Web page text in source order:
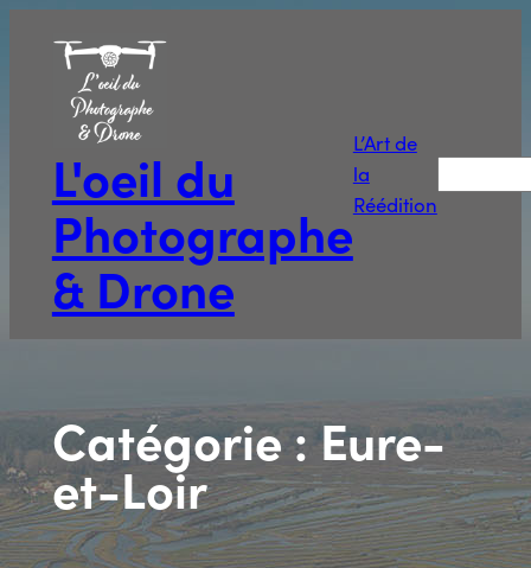
contenu
L'oeil du
Photographe
& Drone
L’Art de
la
Réédition
Catégorie :Eure-
et-Loir